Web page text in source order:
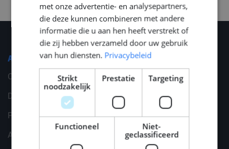
Algemeen
Cookies
Disclaimer
Privacy statement
Algemene voorwaarden
met onze advertentie- en analysepartners,
die deze kunnen combineren met andere
informatie die u aan hen heeft verstrekt of
die zij hebben verzameld door uw gebruik
van hun diensten. Privacybeleid
Strikt
noodzakelijk
Prestatie Targeting
Functioneel
Niet-
geclassificeerd